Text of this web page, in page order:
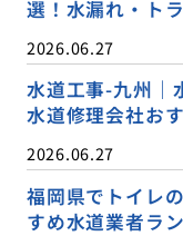
選！水漏れ・ト
2026.06.27
水道工事-九州｜
水道修理会社お
2026.06.27
福岡県でトイレ
すめ水道業者ラ